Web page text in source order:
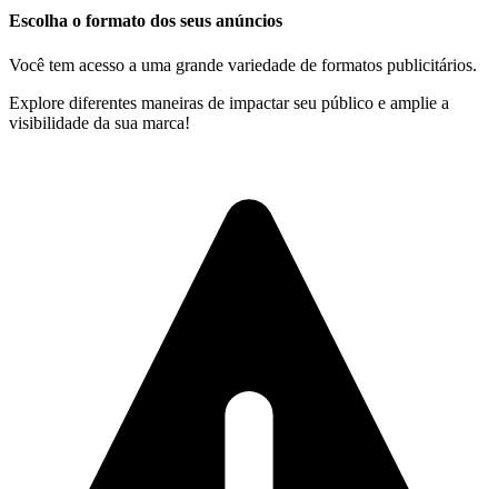
Escolha o formato dos seus anúncios
Você tem acesso a uma grande variedade de formatos publicitários.
Explore diferentes maneiras de impactar seu público e amplie a
visibilidade da sua marca!